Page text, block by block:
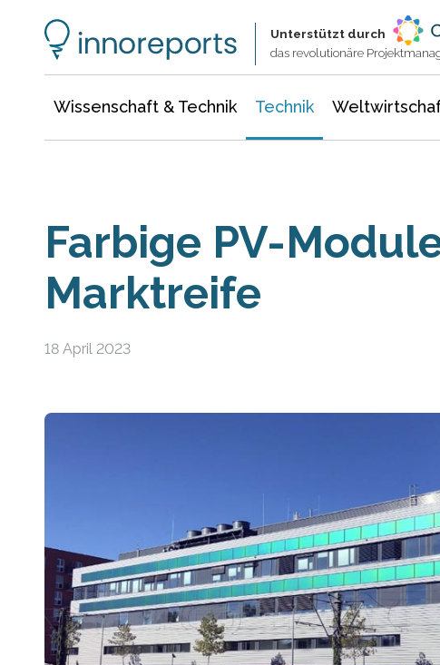
Unterstützt durch
das revolutionäre
Wissenschaft & Technik Technik
Farbige PV-
Marktreife
18 April 2023